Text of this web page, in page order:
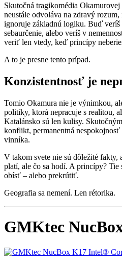
Skutočná tragikomédia
neustále odvoláva na zdravý
ignoruje základnú logiku. Buď veríš
sebaurčenie, alebo veríš v
veriť len vtedy, keď princípy
A to je presne tento prípad.
Konzistentnosť je
Tomio Okamura nie je výnimkou,
politiky, ktorá nepracuje s realitou,
Katalánsko sú len kulisy.
konflikt, permanentná nespokojnosť
vinníka.
V takom svete nie sú dôležité
platí, ale čo sa hodí. A princípy? Tie
obísť – alebo prekrútiť.
Geografia sa nemení. Len rétorika.
GMKtec